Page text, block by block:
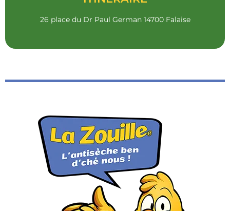
26 place du Dr Paul German 14700 Falaise